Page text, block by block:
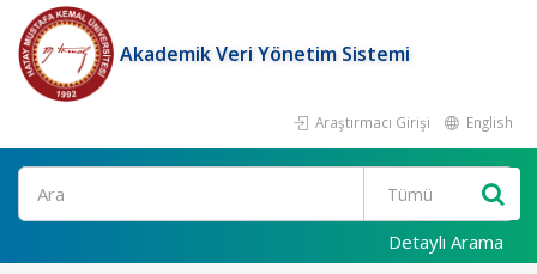
Akademik Veri Yönetim Sistemi
Araştırmacı Girişi English
Ara
Detaylı Arama